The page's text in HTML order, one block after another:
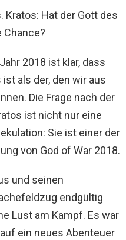
Kratos: Hat der Gott des
Chance?
2018 ist klar, dass
als der, den wir aus
Die Frage nach der
ist nicht nur eine
Sie ist einer der
von God of War 2018.
und seinen
endgültig
Lust am Kampf. Es war
ein neues Abenteuer